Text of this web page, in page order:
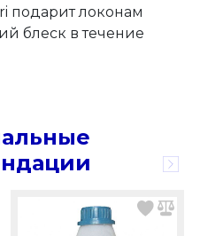
подарит локонам
блеск в течение